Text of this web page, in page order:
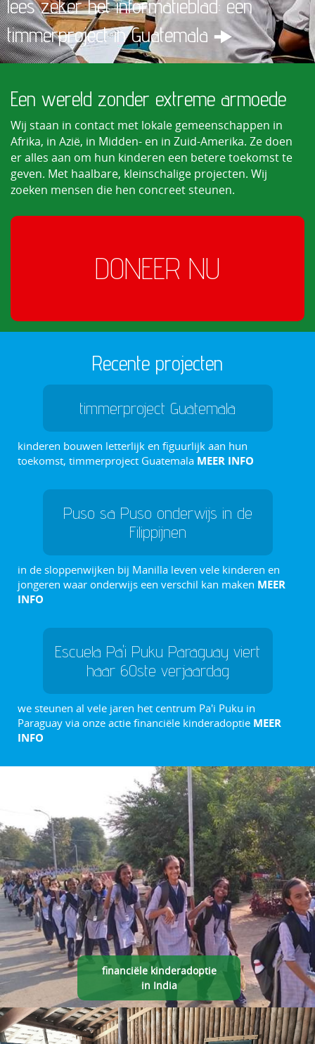
lees zeker het informatieblad: een
timmerproject in Guatemala
Een wereld zonder extreme armoede
Wij staan in contact met lokale gemeenschappen in
Afrika, in Azië, in Midden- en in Zuid-Amerika. Ze doen
er alles aan om hun kinderen een betere toekomst te
geven. Met haalbare, kleinschalige projecten. Wij
zoeken mensen die hen concreet steunen.
DONEER NU
Recente projecten
timmerproject Guatemala
kinderen bouwen letterlijk en figuurlijk aan hun
toekomst, timmerproject Guatemala MEER INFO
Puso sa Puso onderwijs in de
Filippijnen
in de sloppenwijken bij Manilla leven vele kinderen en
jongeren waar onderwijs een verschil kan maken MEER
INFO
Escuela Pa'i Puku Paraguay viert
haar 60ste verjaardag
we steunen al vele jaren het centrum Pa'i Puku in
Paraguay via onze actie financiële kinderadoptie MEER
INFO
financiële kinderadoptie
in India